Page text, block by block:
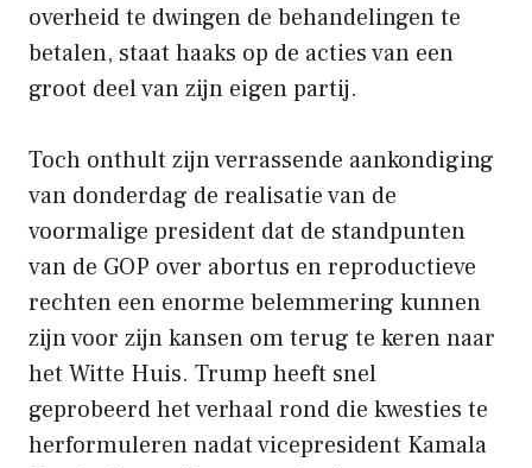
overheid te dwingen de behandelingen te
betalen, staat haaks op de acties van een
groot deel van zijn eigen partij.
Toch onthult zijn verrassende aankondiging
van donderdag de realisatie van de
voormalige president dat de standpunten
van de GOP over abortus en reproductieve
rechten een enorme belemmering kunnen
zijn voor zijn kansen om terug te keren naar
het Witte Huis. Trump heeft snel
geprobeerd het verhaal rond die kwesties te
herformuleren nadat vicepresident Kamala